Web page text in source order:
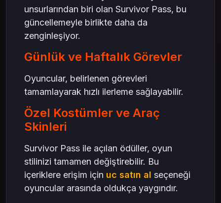
unsurlarından biri olan Survivor Pass, bu
güncellemeyle birlikte daha da
zenginleşiyor.
Günlük ve Haftalık Görevler
Oyuncular, belirlenen görevleri
tamamlayarak hızlı ilerleme sağlayabilir.
Özel Kostümler ve Araç
Skinleri
Survivor Pass ile açılan ödüller, oyun
stilinizi tamamen değiştirebilir. Bu
içeriklere erişim için uc satın al seçeneği
oyuncular arasında oldukça yaygındır.